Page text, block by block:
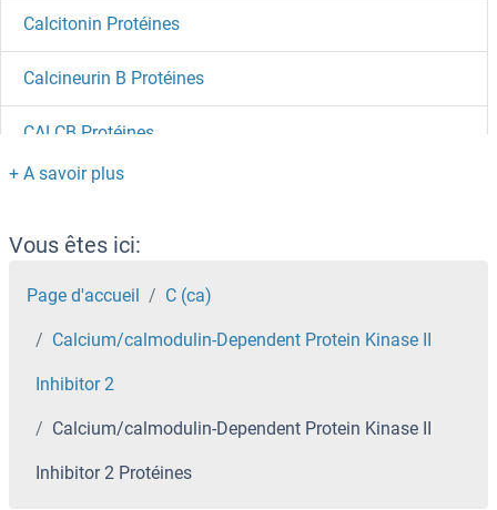
Calcitonin Protéines
Calcineurin B Protéines
CALCB Protéines
CALB1 Protéines
CADPS2 Protéines
CADPS Protéines
CADM2 Protéines
Vous êtes ici:
Page d'accueil C (ca)
Calcium/calmodulin-Dependent Protein Kinase II
Inhibitor 2
Calcium/calmodulin-Dependent Protein Kinase II
Inhibitor 2 Protéines